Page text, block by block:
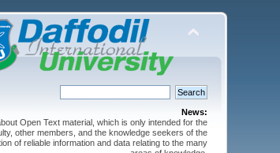
News:
Open Text material, which is only intended for the
other members, and the knowledge seekers of the
of reliable information and data relating to the many